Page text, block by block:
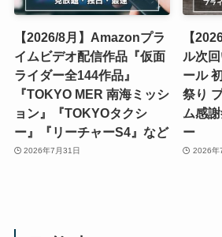
【2026/8月】Amazonプラ
イムビデオ配信作品『仮面
ライダー全144作品』
『TOKYO MER 南海ミッシ
ョン』『TOKYOタクシ
ー』『リーチャーS4』など
2026年7月31日
【
ル次
ール
祭り
ム感
ー
2026年